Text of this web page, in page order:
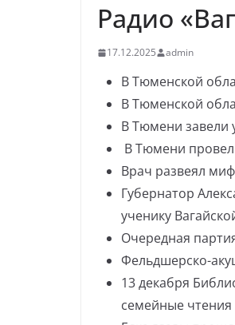
Радио
17.12.2025 admin
В Тюменской
В Тюменской
В Тюмени завели
В Тюмени
Врач развеял
Губернатор
ученику
Очередная
Фельдшерско-
13 декабря
семейные чтения